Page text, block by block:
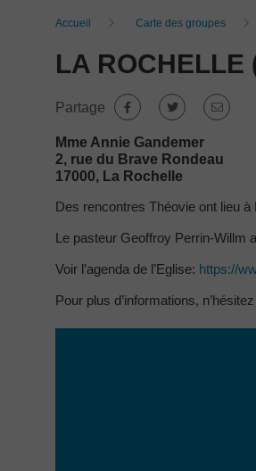
Accueil Carte des groupes
LA ROCHELLE
Partage
Mme Annie Gandemer
2, rue du Brave Rondeau
17000, La Rochelle
Des rencontres Théovie ont lieu
Le pasteur Geoffroy Perrin-Willm
Voir l’agenda de l’Eglise: https://
Pour plus d’informations,